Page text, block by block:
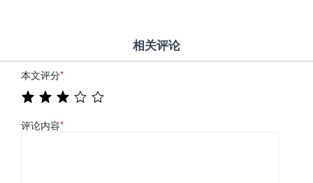
相关评论
本文评分*
评论内容*